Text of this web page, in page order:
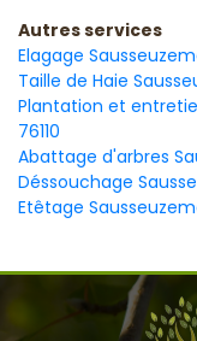
Autres services
Elagage
Taille de Haie
Plantation et
76110
Abattage d'arbres
Déssouchage
Etêtage